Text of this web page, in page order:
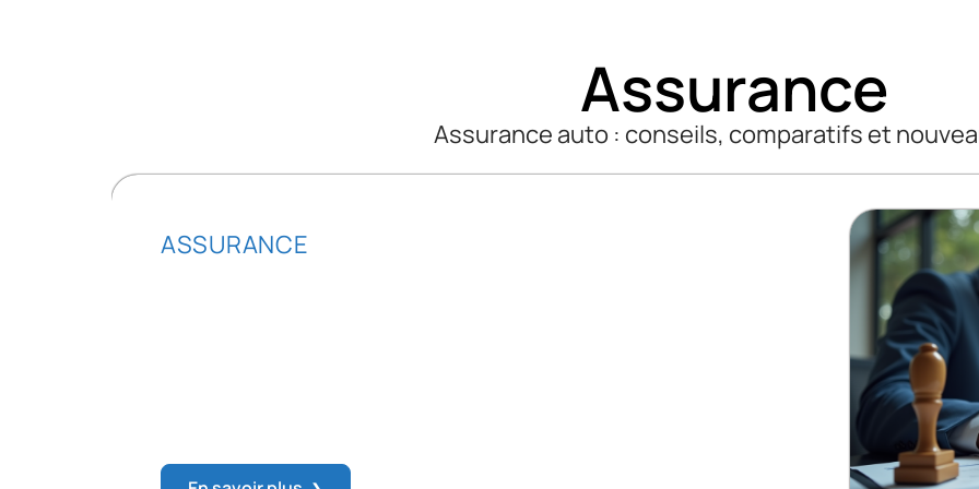
Assurance
Assurance auto : conseils, comparatifs et
ASSURANCE